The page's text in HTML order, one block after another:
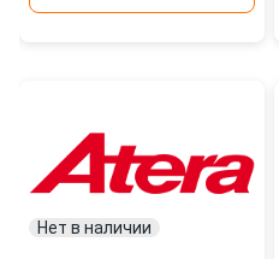
Нет в наличии